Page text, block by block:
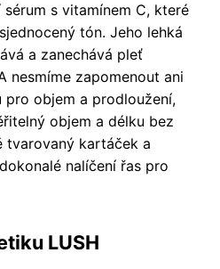
s vitamínem C, které
tón. Jeho lehká
a zanechává pleť
nesmíme zapomenout ani
pro objem a prodloužení,
objem a délku bez
tvarovaný kartáček a
nalíčení řas pro
LUSH